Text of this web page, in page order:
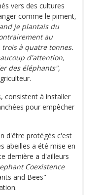
vers des cultures
comme le piment,
je plantais du
au
à quatre tonnes.
d'attention,
des éléphants",
consistent à installer
pour empêcher
d'être protégés c'est
abeilles a été mise en
dernière a d'ailleurs
Coexistence
and Bees"